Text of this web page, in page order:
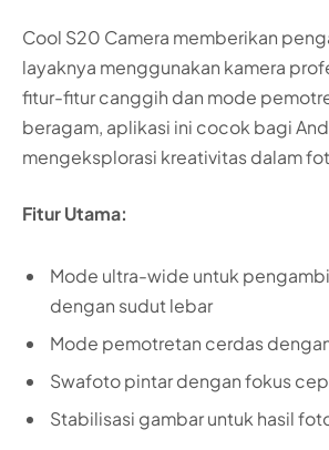
Cool S20 Camera memberikan
layaknya menggunakan kamera
fitur-fitur canggih dan mode
beragam, aplikasi ini cocok bagi
mengeksplorasi kreativitas dalam
Fitur Utama:
Mode ultra-wide untuk
dengan sudut lebar
Mode pemotretan cerdas
Swafoto pintar dengan fokus
Stabilisasi gambar untuk hasil